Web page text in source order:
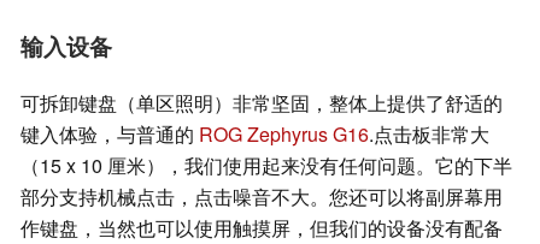
输入设备
可拆卸键盘（单区照明）非常坚固，整体上提供了舒适的
键入体验，与普通的 ROG Zephyrus G16.点击板非常大
（15 x 10 厘米），我们使用起来没有任何问题。它的下半
部分支持机械点击，点击噪音不大。您还可以将副屏幕用
作键盘，当然也可以使用触摸屏，但我们的设备没有配备